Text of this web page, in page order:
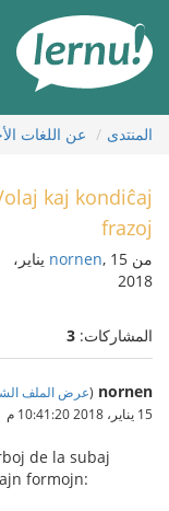
المحتويات
المنتدى عن اللغات
kaj kondiĉaj
frazoj
من nornen , 15 يناير،
2018
المشاركات: 3
nornen
(عرض الملف
15 يناير، 2018 10:41:20 م
de la subaj
formojn: